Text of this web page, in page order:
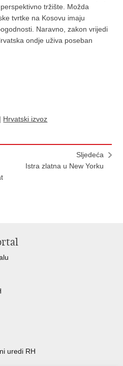
tržište. Možda
tvrtke na Kosovu imaju
Naravno, zakon vrijedi
ondje uživa poseban
| Hrvatski izvoz
Sljedeća
Istra zlatna u New Yorku
uredi RH